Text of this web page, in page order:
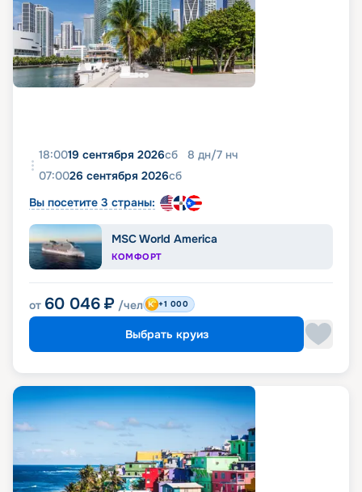
18:0019 сентября 2026сб 8 дн/7 нч
07:0026 сентября 2026сб
Вы посетите 3 страны:
MSC World America
КОМФОРТ
от 60 046 ₽ /чел +1 000
Выбрать круиз